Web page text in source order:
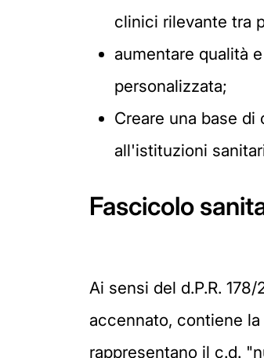
clinici rilevante tra
aumentare qualità
personalizzata;
Creare una base
all'istituzioni
Fascicolo
Ai sensi del d.P.R.
accennato, contiene
rappresentano il c.d.